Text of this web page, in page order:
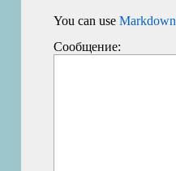
You can useMarkdown
Сообщение: